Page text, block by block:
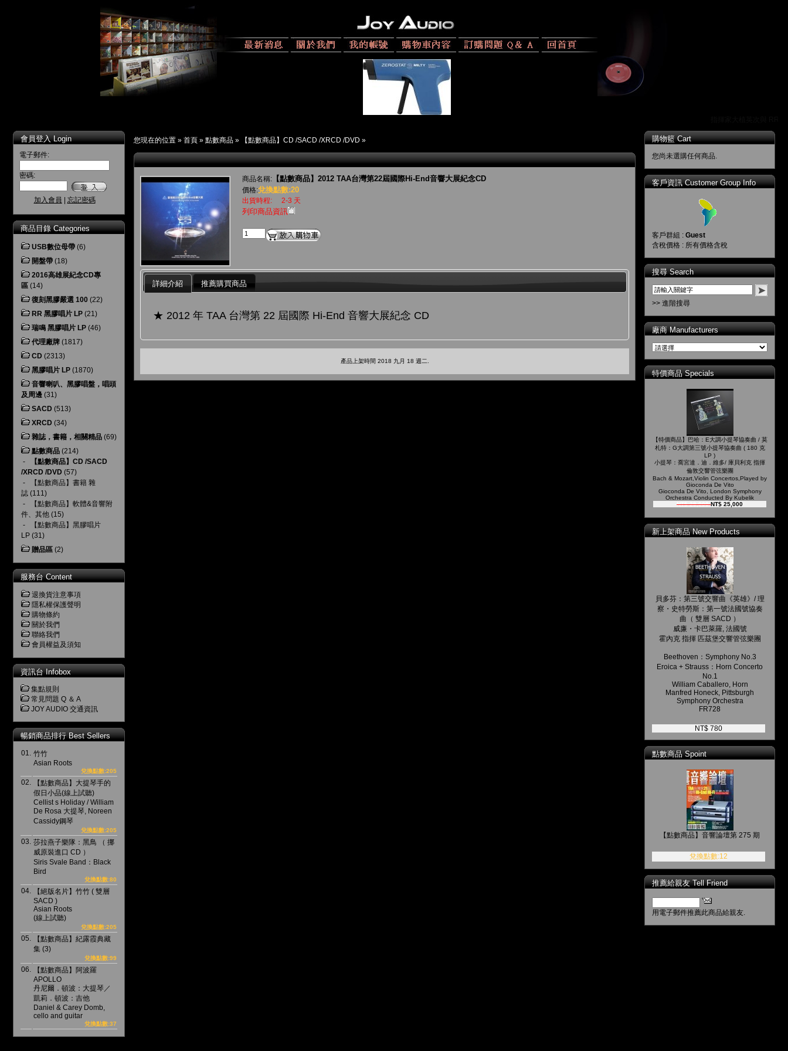
會員登入 Login
電子郵件:
密碼:
加入會員 忘記密碼
商品目錄 Categories
USB數位母帶 (6)
開盤帶 (18)
2016高雄展紀念CD專
區 (14)
復刻黑膠嚴選 100 (22)
RR 黑膠唱片 LP (21)
瑞鳴 黑膠唱片 LP (46)
代理廠牌 (1817)
CD (2313)
黑膠唱片 LP (1870)
音響喇叭、黑膠唱盤，唱頭
及周邊 (31)
SACD (513)
XRCD (34)
雜誌，書籍，相關精品 (69)
點數商品 (214)
-
【點數商品】CD /SACD
/XRCD /DVD (57)
-
【點數商品】書籍 雜
誌 (111)
-
【點數商品】軟體&音響附
件、其他 (15)
-
【點數商品】黑膠唱片
LP (31)
贈品區 (2)
服務台 Content
退換貨注意事項
隱私權保護聲明
購物條約
關於我們
聯絡我們
會員權益及須知
資訊台 Infobox
集點規則
常見問題 Q ＆ A
JOY AUDIO 交通資訊
暢銷商品排行 Best Sellers
01. 竹竹
Asian Roots
兌換點數:205
02.
【點數商品】大提琴手的
假日小品(線上試聽)
Cellist s Holiday / William
De Rosa 大提琴, Noreen
Cassidy鋼琴
兌換點數:205
03. 莎拉燕子樂隊：黑鳥 （ 挪
威原裝進口 CD ）
Siris Svale Band：Black
Bird
兌換點數:80
04.
【絕版名片】竹竹 ( 雙層
SACD )
Asian Roots
(線上試聽)
兌換點數:205
05.
【點數商品】紀露霞典藏
集 (3)
兌換點數:99
06.
【點數商品】阿波羅
APOLLO
丹尼爾．頓波：大提琴／
凱莉．頓波：吉他
Daniel & Carey Domb,
cello and guitar
兌換點數:37
您現在的位置 » 首頁 » 點數商品 » 【點數商品】CD /SACD /XRCD /DVD »
商品名稱: 【點數商品】2012 TAA台灣第22屆國際Hi-End音響大展紀念CD
價格:兌換點數:20
出貨時程: 2-3 天
列印商品資訊
詳細介紹 推薦購買商品
★ 2012 年 TAA 台灣第 22 屆國際 Hi-End 音響大展紀念 CD
產品上架時間 2018 九月 18 週二.
購物籃 Cart
您尚未選購任何商品.
客戶資訊 Customer Group Info
客戶群組 : Guest
含稅價格 : 所有價格含稅
搜尋 Search
>> 進階搜尋
廠商 Manufacturers
特價商品 Specials
【特價商品】巴哈：E大調小提琴協奏曲 / 莫
札特：G大調第三號小提琴協奏曲 ( 180 克
LP )
小提琴：喬宮達．迪．維多/ 庫貝利克 指揮
倫敦交響管弦樂團
Bach & Mozart,Violin Concertos,Played by
Gioconda De Vito
Gioconda De Vito, London Symphony
Orchestra Conducted By Kubelik
NT$ 29,000NT$ 25,000
新上架商品 New Products
貝多芬：第三號交響曲《英雄》/ 理
察・史特勞斯：第一號法國號協奏
曲（ 雙層 SACD ）
威廉・卡巴萊羅, 法國號
霍內克 指揮 匹茲堡交響管弦樂團
Beethoven：Symphony No.3
Eroica + Strauss：Horn Concerto
No.1
William Caballero, Horn
Manfred Honeck, Pittsburgh
Symphony Orchestra
FR728
NT$ 780
點數商品 Spoint
【點數商品】音響論壇第 275 期
兌換點數:12
推薦給親友 Tell Friend
用電子郵件推薦此商品給親友.